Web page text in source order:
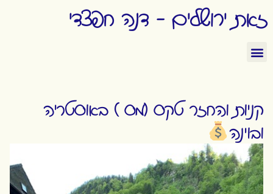
זאת ירושלים - דנה חפצדי
קניות והחזר טקס (מס ) באוסטריה
ובוינה